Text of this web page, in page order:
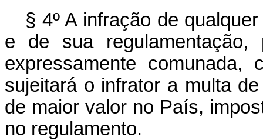
§ 4º A infração de
e de sua
expressamente comunada,
sujeitará o infrator a multa
de maior valor no País,
no regulamento.